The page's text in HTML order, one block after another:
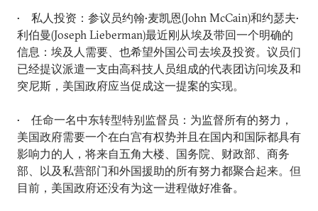
• 私人投资：参议员约翰•麦凯恩(John McCain)和约瑟夫•
利伯曼(Joseph Lieberman)最近刚从埃及带回一个明确的
信息：埃及人需要、也希望外国公司去埃及投资。议员们
已经提议派遣一支由高科技人员组成的代表团访问埃及和
突尼斯，美国政府应当促成这一提案的实现。
• 任命一名中东转型特别监督员：为监督所有的努力，
美国政府需要一个在白宫有权势并且在国内和国际都具有
影响力的人，将来自五角大楼、国务院、财政部、商务
部、以及私营部门和外国援助的所有努力都聚合起来。但
目前，美国政府还没有为这一进程做好准备。